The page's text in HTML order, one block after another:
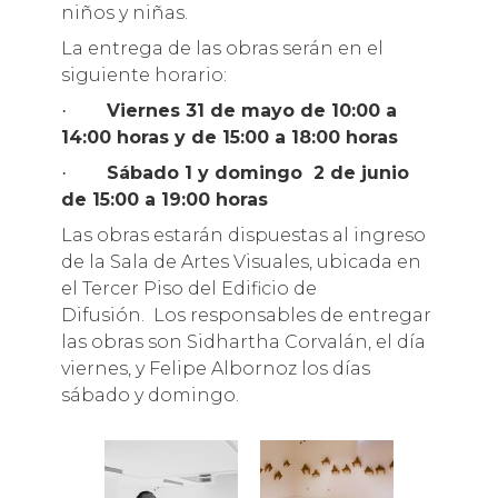
niños y niñas.
La entrega de las obras serán en el
siguiente horario:
·
Viernes 31 de mayo de 10:00 a
14:00 horas y de 15:00 a 18:00 horas
·
Sábado 1 y domingo 2 de junio
de 15:00 a 19:00 horas
Las obras estarán dispuestas al ingreso
de la Sala de Artes Visuales, ubicada en
el Tercer Piso del Edificio de
Difusión. Los responsables de entregar
las obras son Sidhartha Corvalán, el día
viernes, y Felipe Albornoz los días
sábado y domingo.